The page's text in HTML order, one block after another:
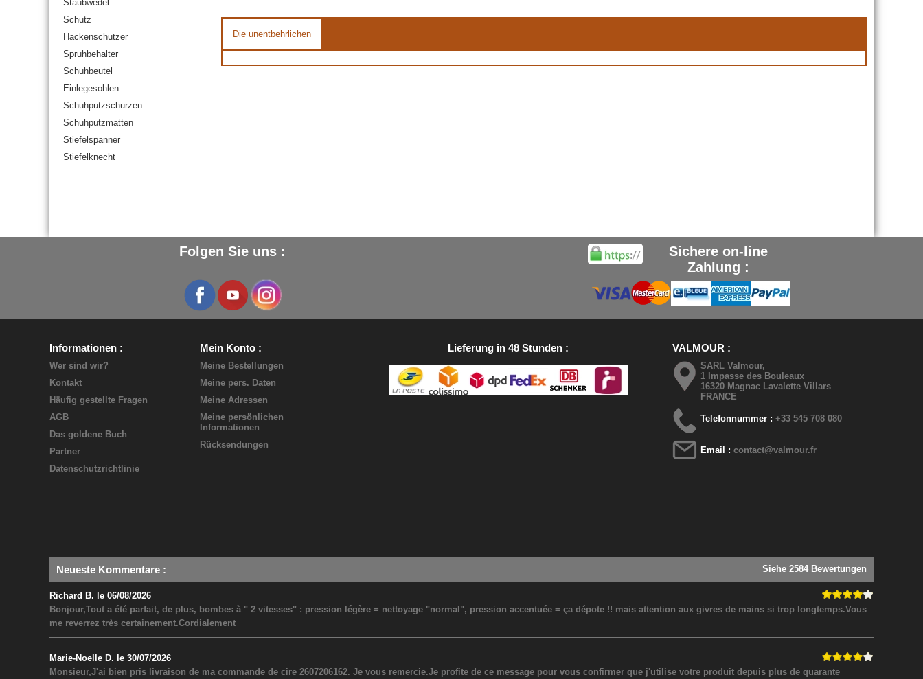
Staubwedel
Schutz
Hackenschutzer
Spruhbehalter
Schuhbeutel
Einlegesohlen
Schuhputzschurzen
Schuhputzmatten
Stiefelspanner
Stiefelknecht
Die unentbehrlichen
Folgen Sie uns :
Sichere on-line
Zahlung :
Informationen
Wer sind wir?
Kontakt
Häufig gestellte Fragen
AGB
Das goldene Buch
Partner
Datenschutzrichtlinie
Mein Konto
Meine Bestellungen
Meine pers. Daten
Meine Adressen
Meine persönlichen
Informationen
Rücksendungen
Lieferung in 48 Stunden VALMOUR
SARL Valmour,
1 Impasse des Bouleaux
16320 Magnac Lavalette Villars
FRANCE
Telefonnummer :+33 545 708 080
Email :contact@valmour.fr
Neueste Kommentare : Siehe 2584 Bewertungen
Richard B. le 06/08/2026
Bonjour,Tout a été parfait, de plus, bombes à " 2 vitesses" : pression légère = nettoyage "normal", pression accentuée = ça dépote !! mais attention aux givres de mains si trop longtemps.Vous
me reverrez très certainement.Cordialement
Marie-Noelle D. le 30/07/2026
Monsieur,J'ai bien pris livraison de ma commande de cire 2607206162. Je vous remercie.Je profite de ce message pour vous confirmer que j'utilise votre produit depuis plus de quarante